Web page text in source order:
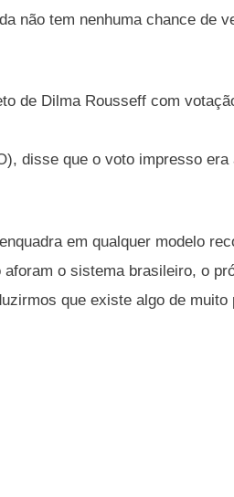
não tem nenhuma chance de
de Dilma Rousseff com
disse que o voto impresso era
em qualquer modelo
o sistema brasileiro, o
que existe algo de muito